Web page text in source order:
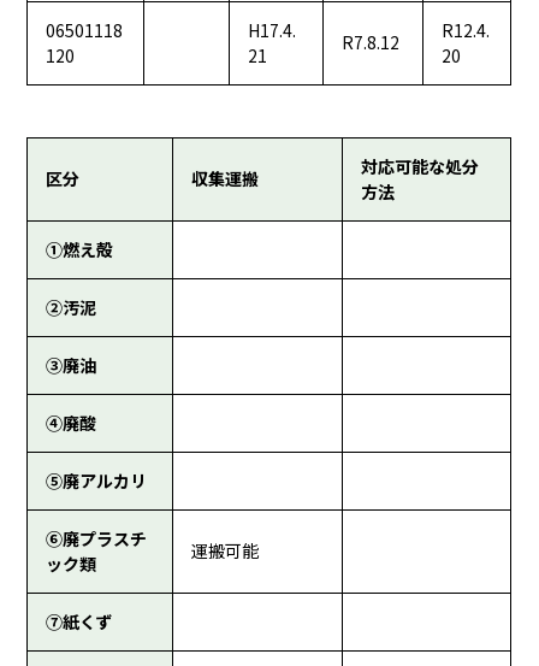
06501118
120
H17.4.
21
R7.8.12
R12.4.
20
区分 収集運搬
対応可能な処分
方法
①燃え殻
②汚泥
③廃油
④廃酸
⑤廃アルカリ
⑥廃プラスチ
ック類
運搬可能
⑦紙くず